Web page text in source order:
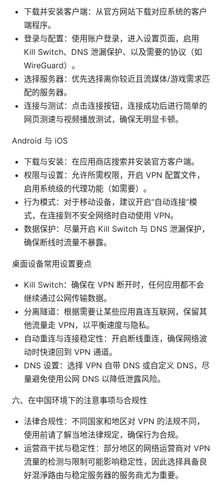
下载并安装客户端：从官方网站下载对应系统的客户
端程序。
登录与配置：使用账户登录，进入设置页面，启用
Kill Switch、DNS 泄漏保护、以及需要的协议（如
WireGuard）。
选择服务器：优先选择离你较近且流媒体/游戏需求匹
配的服务器。
连接与测试：点击连接按钮，连接成功后进行简单的
网页测速与视频播放测试，确保无明显卡顿。
Android 与 iOS
下载与安装：在应用商店搜索并安装官方客户端。
权限与设置：允许所需权限，开启 VPN 配置文件，
启用系统级的代理功能（如需要）。
行为模式：对于移动设备，建议开启“自动连接”模
式，在连接到不安全网络时自动使用 VPN。
数据保护：尽量开启 Kill Switch 与 DNS 泄漏保护，
确保断线时流量不暴露。
桌面设备常用设置要点
Kill Switch：确保在 VPN 断开时，任何应用都不会
继续通过公网传输数据。
分离隧道：根据需要让某些应用直连互联网，保留其
他流量走 VPN，以平衡速度与隐私。
自动重连与连接稳定性：开启断线重连，确保网络波
动时快速回到 VPN 通道。
DNS 设置：选择 VPN 自带 DNS 或自定义 DNS，尽
量避免使用公网 DNS 以降低泄露风险。
六、在中国环境下的注意事项与合规性
法律合规性：不同国家和地区对 VPN 的法规不同，
使用前请了解当地法律规定，确保行为合规。
运营商干扰与稳定性：部分地区的网络运营商对 VPN
流量的检测与限制可能影响稳定性，因此选择具备良
好混淨路由与稳定服务器的服务商尤为重要。